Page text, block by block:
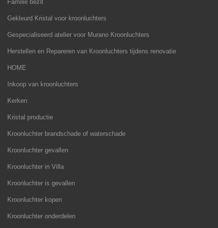
Familie bezit
Gekleurd Kristal voor kroonluchters
Gespecialiseerd atelier voor Murano Kroonluchters
Herstellen en Repareren van Kroonluchters tijdens renovatie
HOME
Inkoop van kroonluchters
Kerken
Kristal productie
Kroonluchter brandschade of waterschade
Kroonluchter gevallen
Kroonluchter in Villa
Kroonluchter is gevallen
Kroonluchter kopen
Kroonluchter onderdelen